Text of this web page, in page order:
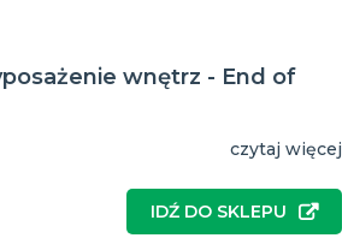
wnętrz - End of
czytaj więcej
IDŹ DO SKLEPU